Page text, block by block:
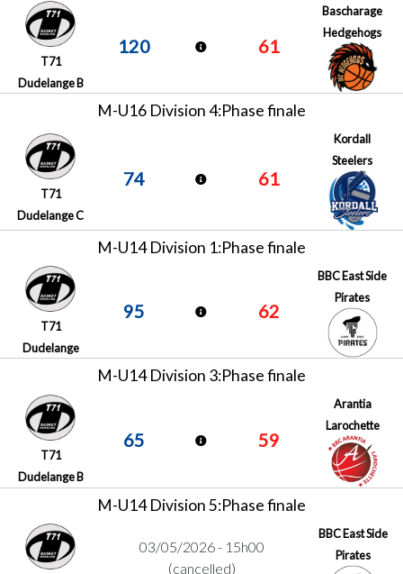
T71
Dudelange B
120 61
Bascharage
Hedgehogs
M-U16 Division 4:Phase finale
T71
Dudelange C
74 61
Kordall
Steelers
M-U14 Division 1:Phase finale
T71
Dudelange
95 62
BBC East Side
Pirates
M-U14 Division 3:Phase finale
T71
Dudelange B
65 59
Arantia
Larochette
M-U14 Division 5:Phase finale
03/05/2026 - 15h00
(cancelled)
BBC East Side
Pirates